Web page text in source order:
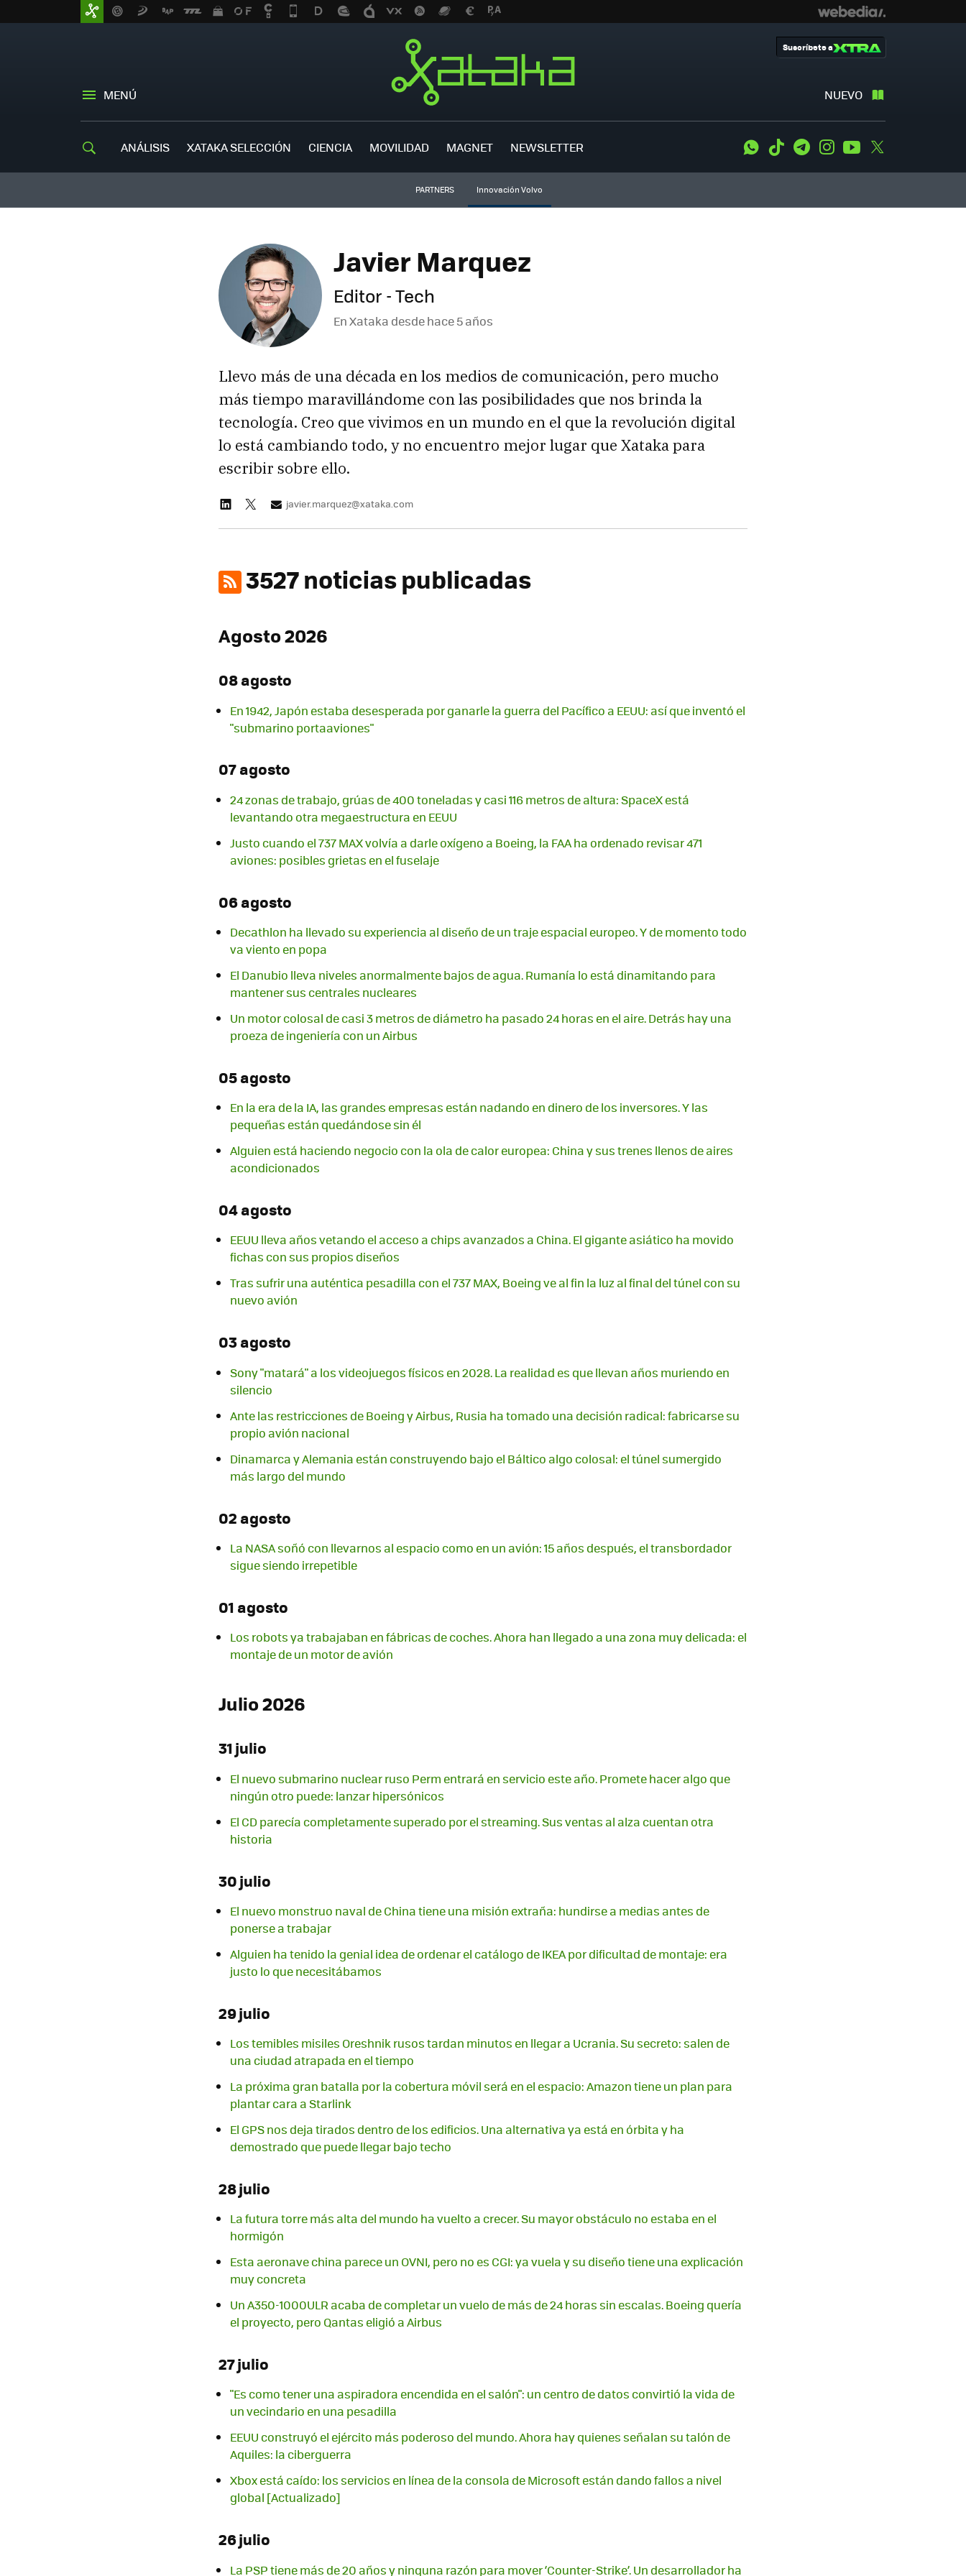
MENÚ NUEVO
Suscríbete a
ANÁLISIS XATAKA SELECCIÓN CIENCIA MOVILIDAD MAGNET NEWSLETTER WhatsApp
Tiktok TelegramInstagramYoutube
PARTNERS Innovación Volvo
Javier Marquez
Editor - Tech
En Xataka desdehace 5 años
Llevo más de una década en los medios de comunicación, pero mucho
más tiempo maravillándome con las posibilidades que nos brinda la
tecnología. Creo que vivimos en un mundo en el que la revolución digital
lo está cambiando todo, y no encuentro mejor lugar que Xataka para
escribir sobre ello.
javier.marquez@xataka.com
3527 noticias publicadas
Agosto 2026
08 agosto
En 1942, Japón estaba desesperada por ganarle la guerra del Pacífico a EEUU: así que inventó el
"submarino portaaviones"
07 agosto
24 zonas de trabajo, grúas de 400 toneladas y casi 116 metros de altura: SpaceX está
levantando otra megaestructura en EEUU
Justo cuando el 737 MAX volvía a darle oxígeno a Boeing, la FAA ha ordenado revisar 471
aviones: posibles grietas en el fuselaje
06 agosto
Decathlon ha llevado su experiencia al diseño de un traje espacial europeo. Y de momento todo
va viento en popa
El Danubio lleva niveles anormalmente bajos de agua. Rumanía lo está dinamitando para
mantener sus centrales nucleares
Un motor colosal de casi 3 metros de diámetro ha pasado 24 horas en el aire. Detrás hay una
proeza de ingeniería con un Airbus
05 agosto
En la era de la IA, las grandes empresas están nadando en dinero de los inversores. Y las
pequeñas están quedándose sin él
Alguien está haciendo negocio con la ola de calor europea: China y sus trenes llenos de aires
acondicionados
04 agosto
EEUU lleva años vetando el acceso a chips avanzados a China. El gigante asiático ha movido
fichas con sus propios diseños
Tras sufrir una auténtica pesadilla con el 737 MAX, Boeing ve al fin la luz al final del túnel con su
nuevo avión
03 agosto
Sony "matará" a los videojuegos físicos en 2028. La realidad es que llevan años muriendo en
silencio
Ante las restricciones de Boeing y Airbus, Rusia ha tomado una decisión radical: fabricarse su
propio avión nacional
Dinamarca y Alemania están construyendo bajo el Báltico algo colosal: el túnel sumergido
más largo del mundo
02 agosto
La NASA soñó con llevarnos al espacio como en un avión: 15 años después, el transbordador
sigue siendo irrepetible
01 agosto
Los robots ya trabajaban en fábricas de coches. Ahora han llegado a una zona muy delicada: el
montaje de un motor de avión
Julio 2026
31 julio
El nuevo submarino nuclear ruso Perm entrará en servicio este año. Promete hacer algo que
ningún otro puede: lanzar hipersónicos
El CD parecía completamente superado por el streaming. Sus ventas al alza cuentan otra
historia
30 julio
El nuevo monstruo naval de China tiene una misión extraña: hundirse a medias antes de
ponerse a trabajar
Alguien ha tenido la genial idea de ordenar el catálogo de IKEA por dificultad de montaje: era
justo lo que necesitábamos
29 julio
Los temibles misiles Oreshnik rusos tardan minutos en llegar a Ucrania. Su secreto: salen de
una ciudad atrapada en el tiempo
La próxima gran batalla por la cobertura móvil será en el espacio: Amazon tiene un plan para
plantar cara a Starlink
El GPS nos deja tirados dentro de los edificios. Una alternativa ya está en órbita y ha
demostrado que puede llegar bajo techo
28 julio
La futura torre más alta del mundo ha vuelto a crecer. Su mayor obstáculo no estaba en el
hormigón
Esta aeronave china parece un OVNI, pero no es CGI: ya vuela y su diseño tiene una explicación
muy concreta
Un A350-1000ULR acaba de completar un vuelo de más de 24 horas sin escalas. Boeing quería
el proyecto, pero Qantas eligió a Airbus
27 julio
"Es como tener una aspiradora encendida en el salón": un centro de datos convirtió la vida de
un vecindario en una pesadilla
EEUU construyó el ejército más poderoso del mundo. Ahora hay quienes señalan su talón de
Aquiles: la ciberguerra
Xbox está caído: los servicios en línea de la consola de Microsoft están dando fallos a nivel
global [Actualizado]
26 julio
La PSP tiene más de 20 años y ninguna razón para mover ‘Counter-Strike’. Un desarrollador ha